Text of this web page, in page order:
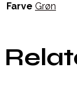
Farve Grøn